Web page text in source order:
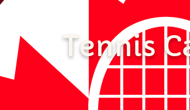
Tennis